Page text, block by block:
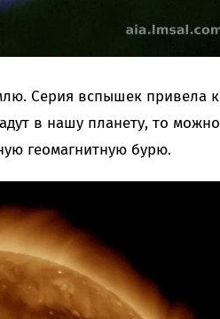
Серия вспышек привела к
в нашу планету, то можно
геомагнитную бурю.